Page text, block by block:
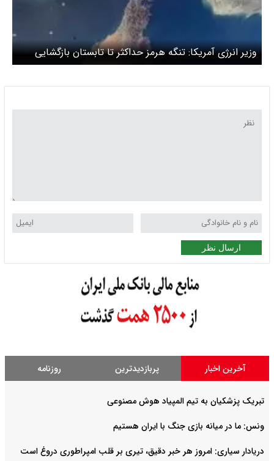
وزیر انرژی آمریکا: تنگه هرمز حداکثر تا تابستان بازگشایی
می‌شود
ارسال نظر
آخرین اخبار پربازدیدترین روزنامه
تبریک پزشکیان به تیم المپیاد هوش مصنوعی
ونس: ما در میانه بازی جنگ با ایران هستیم
دریادار سیاری: امروز هر خبر دقیق، تیری بر قلب امپراطوری دروغ است